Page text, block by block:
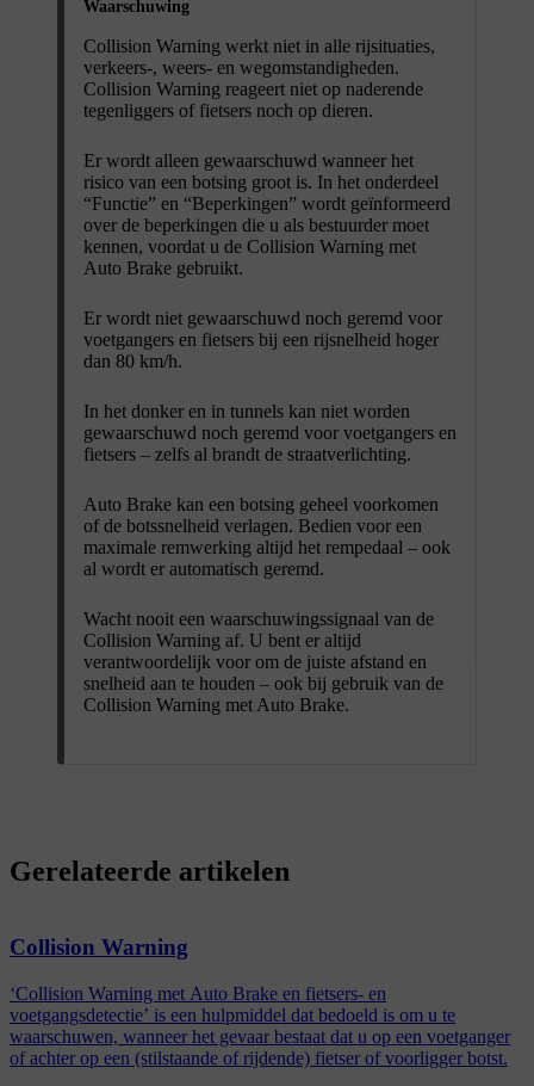
Waarschuwing
Collision Warning werkt niet in alle rijsituaties,
verkeers-, weers- en wegomstandigheden.
Collision Warning reageert niet op naderende
tegenliggers of fietsers noch op dieren.
Er wordt alleen gewaarschuwd wanneer het
risico van een botsing groot is. In het onderdeel
“Functie” en “Beperkingen” wordt geïnformeerd
over de beperkingen die u als bestuurder moet
kennen, voordat u de Collision Warning met
Auto Brake gebruikt.
Er wordt niet gewaarschuwd noch geremd voor
voetgangers en fietsers bij een rijsnelheid hoger
dan 80 km/h.
In het donker en in tunnels kan niet worden
gewaarschuwd noch geremd voor voetgangers en
fietsers – zelfs al brandt de straatverlichting.
Auto Brake kan een botsing geheel voorkomen
of de botssnelheid verlagen. Bedien voor een
maximale remwerking altijd het rempedaal – ook
al wordt er automatisch geremd.
Wacht nooit een waarschuwingssignaal van de
Collision Warning af. U bent er altijd
verantwoordelijk voor om de juiste afstand en
snelheid aan te houden – ook bij gebruik van de
Collision Warning met Auto Brake.
Gerelateerde artikelen
Collision Warning
‘Collision Warning met Auto Brake en fietsers- en
voetgangsdetectie’ is een hulpmiddel dat bedoeld is om u te
waarschuwen, wanneer het gevaar bestaat dat u op een voetganger
of achter op een (stilstaande of rijdende) fietser of voorligger botst.